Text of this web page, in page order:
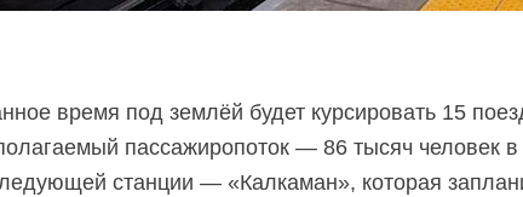
время под землёй будет курсировать 15
пассажиропоток — 86 тысяч человек в
станции — «Калкаман», которая